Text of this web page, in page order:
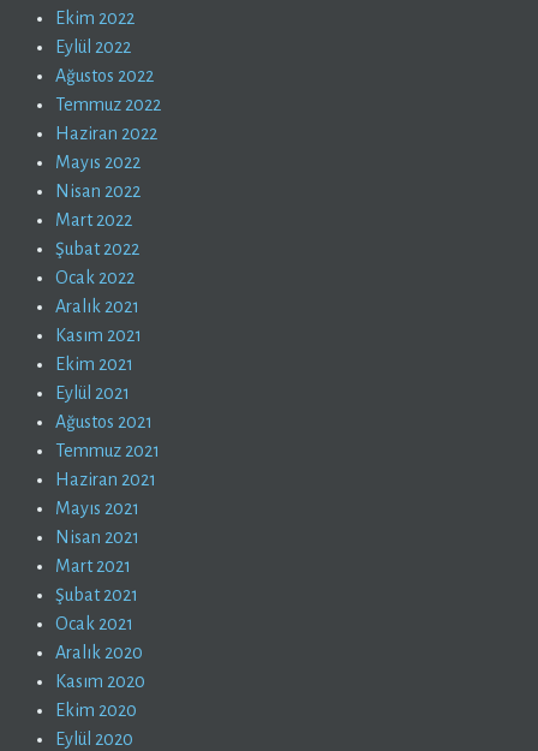
Ekim 2022
Eylül 2022
Ağustos 2022
Temmuz 2022
Haziran 2022
Mayıs 2022
Nisan 2022
Mart 2022
Şubat 2022
Ocak 2022
Aralık 2021
Kasım 2021
Ekim 2021
Eylül 2021
Ağustos 2021
Temmuz 2021
Haziran 2021
Mayıs 2021
Nisan 2021
Mart 2021
Şubat 2021
Ocak 2021
Aralık 2020
Kasım 2020
Ekim 2020
Eylül 2020